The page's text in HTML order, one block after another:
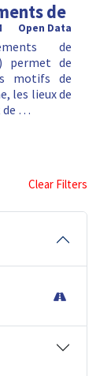
de
Open Data
de
permet de
motifs de
les lieux de
de …
Clear Filters